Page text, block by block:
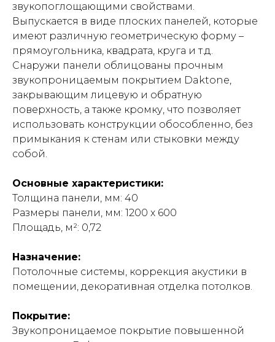
звукопоглощающими свойствами.
Выпускается в виде плоских панелей, которые
имеют различную геометрическую форму –
прямоугольника, квадрата, круга и т.д.
Снаружи панели облицованы прочным
звукопроницаемым покрытием Daktone,
закрывающим лицевую и обратную
поверхность, а также кромку, что позволяет
использовать конструкции обособленно, без
примыкания к стенам или стыковки между
собой.
Основные характеристики:
Толщина панели, мм: 40
Размеры панели, мм: 1200 х 600
Площадь, м²: 0,72
Назначение:
Потолочные системы, коррекция акустики в
помещении, декоративная отделка потолков.
Покрытие:
Звукопроницаемое покрытие повышенной